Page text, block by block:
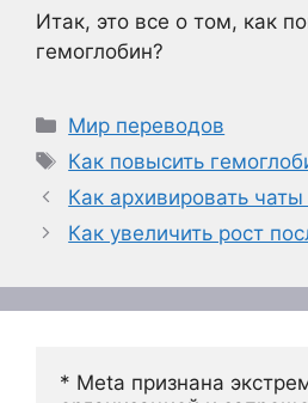
Итак, это все о том, как
гемоглобин?
Рубрики
Мир переводов
Метки
Как повысить
Как архивировать
Как увеличить рост
* Meta признана